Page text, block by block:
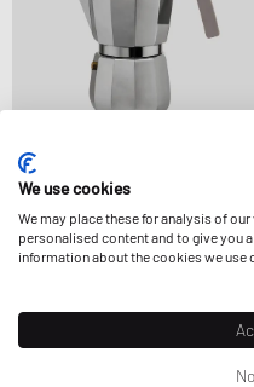
Alessi
44,99 €
We use cookies
We may place these for analysis of
personalised content and to give you
information about the cookies we use